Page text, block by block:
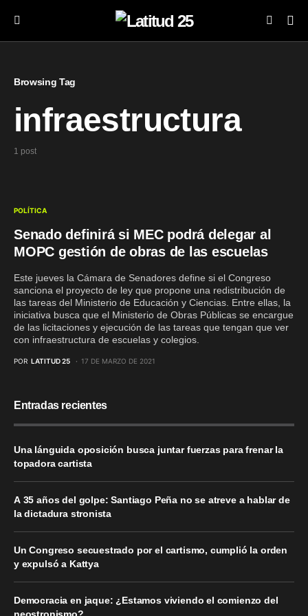
Browsing Tag
infraestructura
1 post
POLÍTICA
Senado definirá si MEC podrá delegar al
MOPC gestión de obras de las escuelas
Este jueves la Cámara de Senadores define si el Congreso
sanciona el proyecto de ley que propone una redistribución de
las tareas del Ministerio de Educación y Ciencias. Entre ellas, la
iniciativa busca que el Ministerio de Obras Públicas se encargue
de las licitaciones y ejecución de las tareas que tengan que ver
con infraestructura de escuelas y colegios.
POR LATITUD 25 17 DE MARZO DE 2021
Entradas recientes
Una lánguida oposición busca juntar fuerzas para frenar la
topadora cartista
A 35 años del golpe: Santiago Peña no se atreve a hablar de
la dictadura stronista
Un Congreso secuestrado por el cartismo, cumplió la orden
y expulsó a Kattya
Democracia en jaque: ¿Estamos viviendo el comienzo del